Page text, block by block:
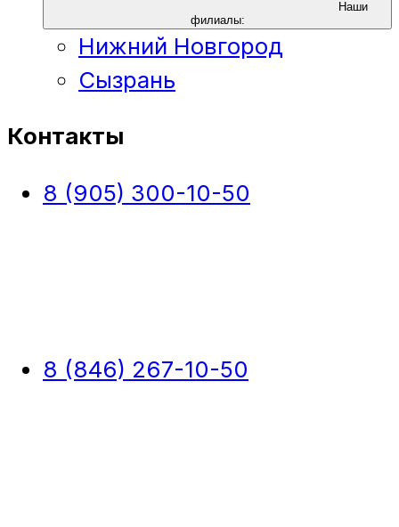
филиалы:
Нижний Новгород
Сызрань
Контакты
8 (905) 300-10-50
8 (846) 267-10-50